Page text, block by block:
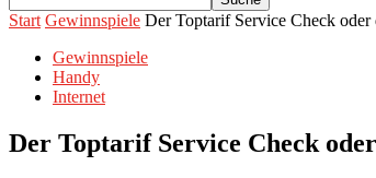
Start Gewinnspiele Der Toptarif Service Check
Gewinnspiele
Handy
Internet
Der Toptarif Service Check